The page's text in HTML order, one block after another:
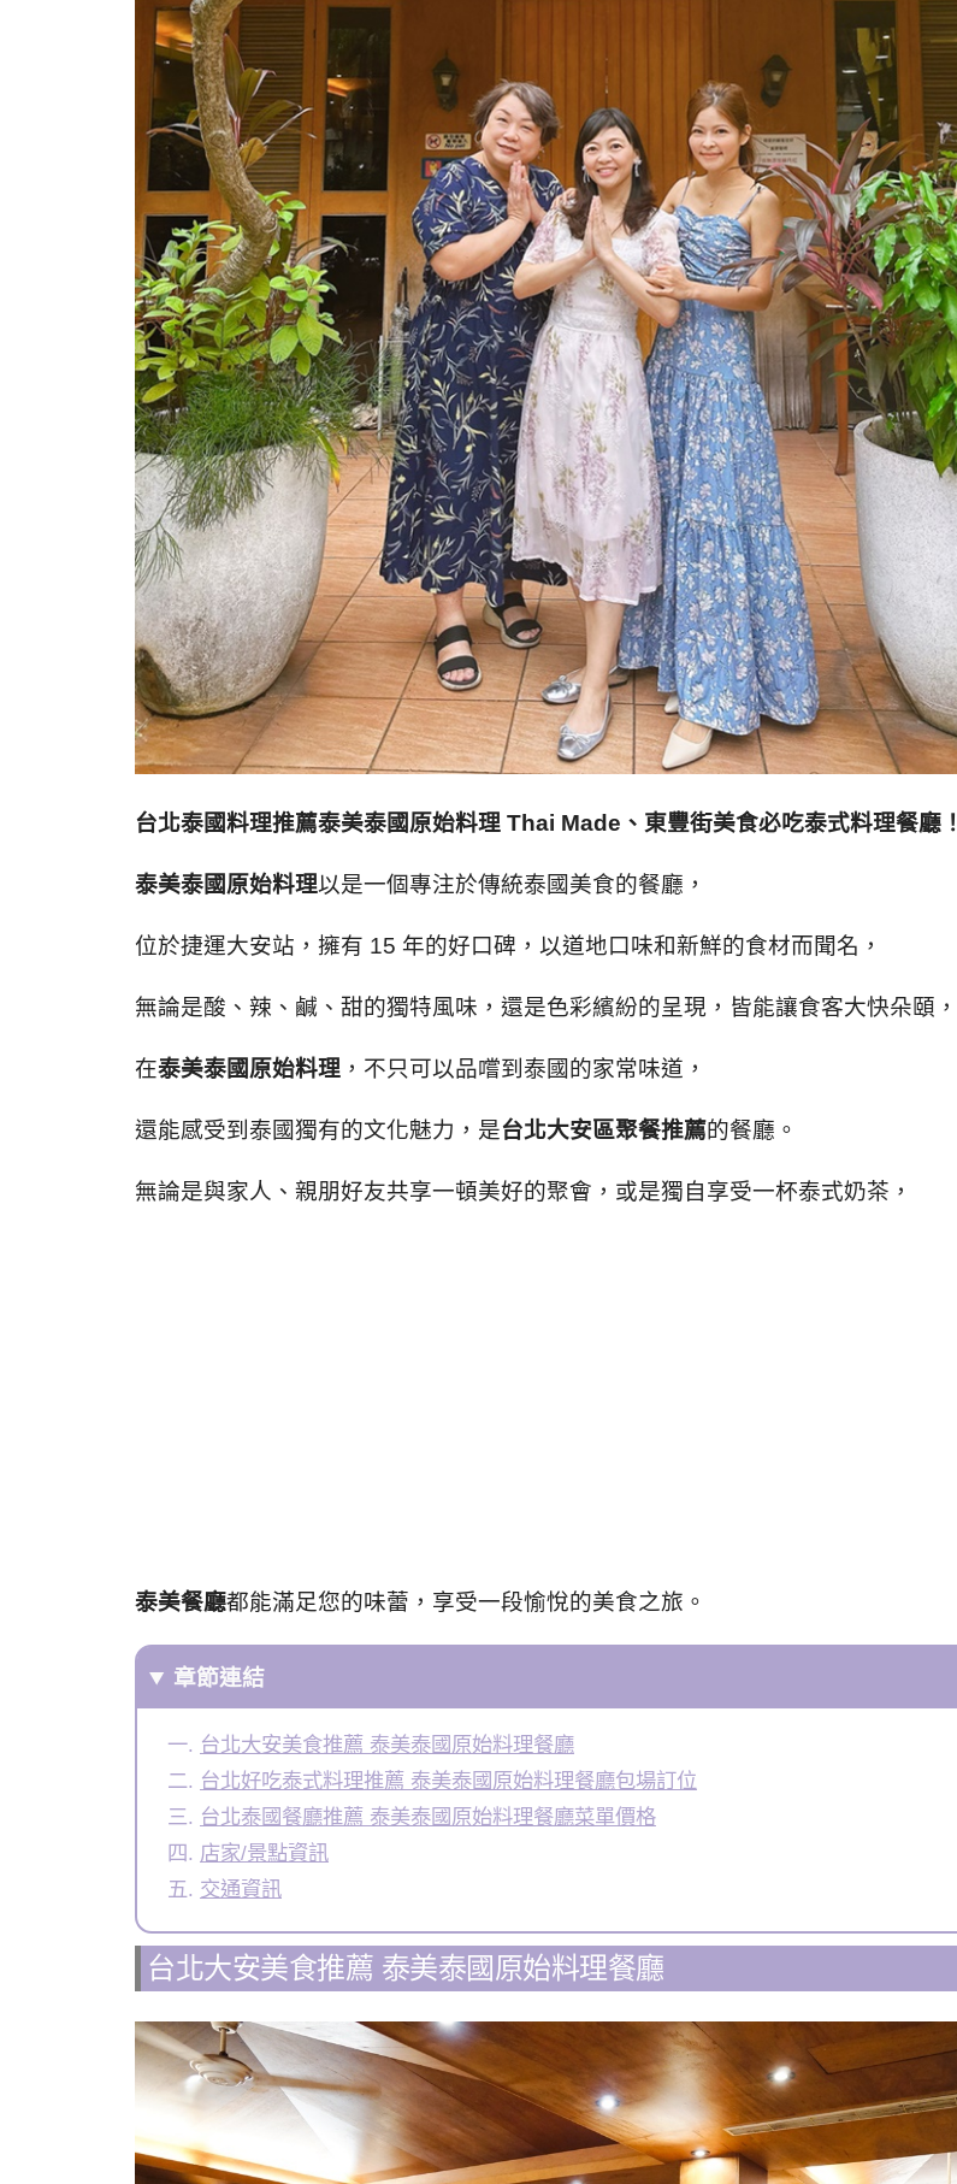
台北泰國料理推薦泰美泰國原始料理 Thai Made、 東豐街美食必吃泰式料理餐廳！
泰美泰國原始料理以是一個專注於傳統泰國美食的餐廳，
位於捷運大安站，擁有 15 年的好口碑，以道地口味和新鮮的食材而聞名，
無論是酸、辣、鹹、甜的獨特風味，還是色彩繽紛的呈現，皆能讓食客大快朵頤，
在泰美泰國原始料理 ，不只可以品嚐到泰國的家常味道，
還能感受到泰國獨有的文化魅力，是台北大安區聚餐推薦的餐廳。
無論是與家人、親朋好友共享一頓美好的聚會， 或是獨自享受一杯泰式奶茶，
泰美餐廳都能滿足您的味蕾， 享受一段愉悅的美食之旅。
章節連結
台北大安美食推薦 泰美泰國原始料理餐廳
台北好吃泰式料理推薦 泰美泰國原始料理餐廳包場訂位
台北泰國餐廳推薦 泰美泰國原始料理餐廳菜單價格
店家/景點資訊
交通資訊
台北大安美食推薦 泰美泰國原始料理餐廳